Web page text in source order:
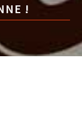
!